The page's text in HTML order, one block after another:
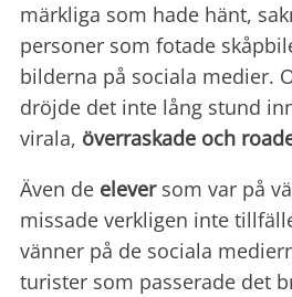
märkliga som hade hänt,
personer som fotade
bilderna på sociala medier.
dröjde det inte lång stund
virala, överraskade och
Även de eleversom var på
missade verkligen inte
vänner på de sociala
turister som passerade det